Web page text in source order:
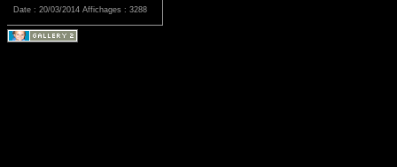
Date : 20/03/2014 Affichages : 3288